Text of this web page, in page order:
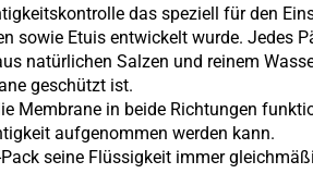
das speziell für den
sowie Etuis entwickelt wurde. Jedes
natürlichen Salzen und reinem
geschützt ist.
Membrane in beide Richtungen
aufgenommen werden kann.
seine Flüssigkeit immer